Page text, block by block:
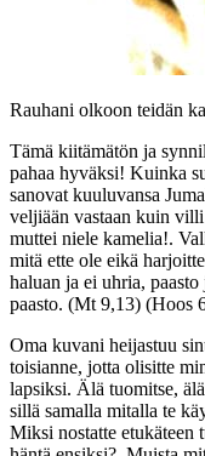
Rauhani olkoon teidän
Tämä kiitämätön ja
pahaa hyväksi! Kuinka
sanovat kuuluvansa
veljiään vastaan kuin
muttei niele kamelia!.
mitä ette ole eikä
haluan ja ei uhria,
paasto. (Mt 9,13) (Hoos
Oma kuvani heijastuu
toisianne, jotta olisitte
lapsiksi. Älä tuomitse,
sillä samalla mitalla te
Miksi nostatte etukäteen